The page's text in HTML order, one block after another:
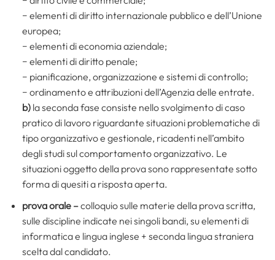
− elementi di diritto internazionale pubblico e dell’Unione
europea;
− elementi di economia aziendale;
− elementi di diritto penale;
− pianificazione, organizzazione e sistemi di controllo;
− ordinamento e attribuzioni dell’Agenzia delle entrate.
b)la seconda fase consiste nello svolgimento di caso
pratico di lavoro riguardante situazioni problematiche di
tipo organizzativo e gestionale, ricadenti nell’ambito
degli studi sul comportamento organizzativo. Le
situazioni oggetto della prova sono rappresentate sotto
forma di quesiti a risposta aperta.
prova orale –colloquio sulle materie della prova scritta,
sulle discipline indicate nei singoli bandi, su elementi di
informatica e lingua inglese + seconda lingua straniera
scelta dal candidato.